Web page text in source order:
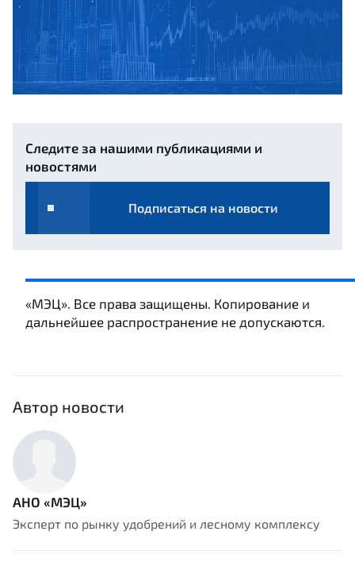
Следите за нашими публикациями и
новостями
Подписаться на новости
«МЭЦ». Все права защищены. Копирование и
дальнейшее распространение не допускаются.
Автор новости
АНО «МЭЦ»
Эксперт по рынку удобрений и лесному комплексу